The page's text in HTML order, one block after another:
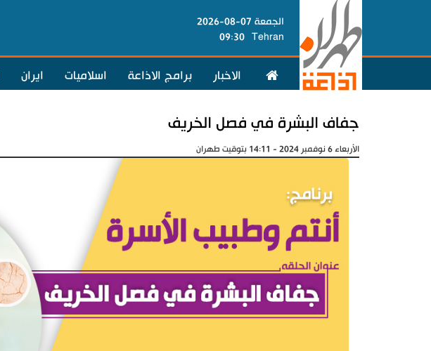
الجمعة 07-08-2026
Tehran
09:30
الاخبار برامج الاذاعة اسلاميات ايران
جفاف البشرة في فصل الخريف
الأربعاء 6 نوفمبر 2024 - 14:11 بتوقيت طهران